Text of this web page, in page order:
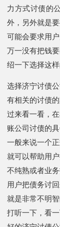
力方式讨债的
外，另外就是
可能会要求用
万一没有把钱
绍一下选择这
选择济宁讨债
有相关的讨债
过来看一看，
账公司讨债的
一般来说一个
就可以帮助用
不纯熟或者业
用户把债务讨
就是非常不明
打听一下，看